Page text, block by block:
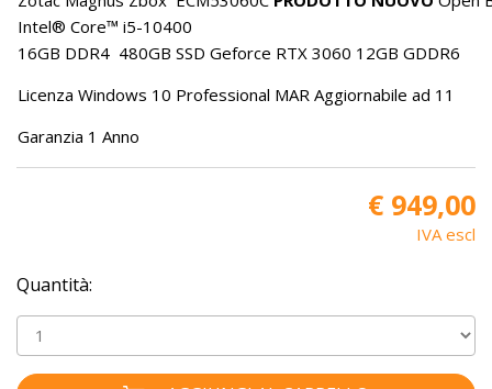
Intel® Core™ i5-10400
16GB DDR4 480GB SSD Geforce RTX 3060 12GB GDDR6
Licenza Windows 10 Professional MAR Aggiornabile ad 11
Garanzia 1 Anno
€ 949,00
IVA escl
Quantità: